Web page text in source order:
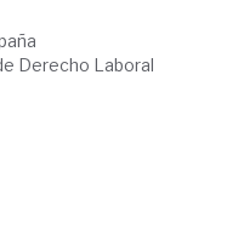
Derecho Laboral